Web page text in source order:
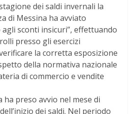
dei saldi invernali la
di Messina ha avviato
agli sconti insicuri”, effettuando
presso gli esercizi
la corretta esposizione
della normativa nazionale
di commercio e vendite
ha preso avvio nel mese di
dei saldi. Nel periodo